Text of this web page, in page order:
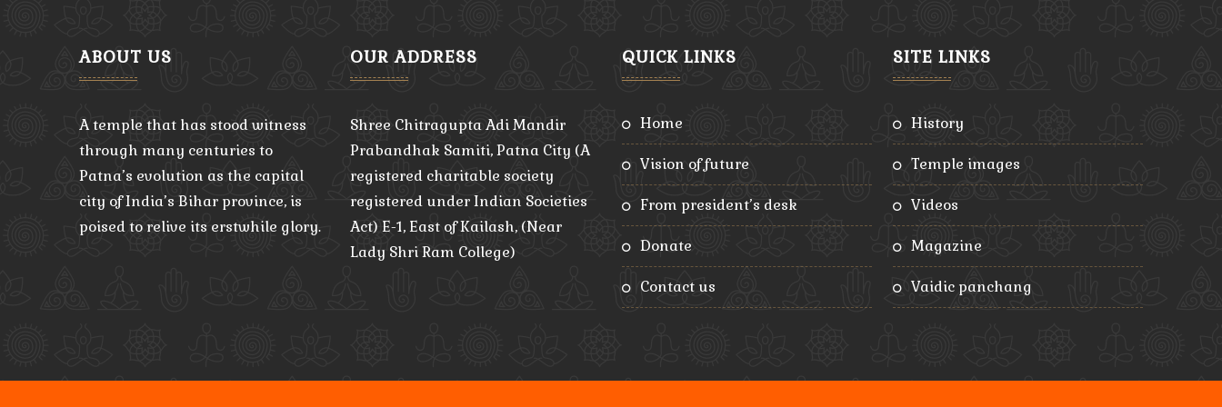
ABOUT US
A temple that has stood witness
through many centuries to
Patna’s evolution as the capital
city of India’s Bihar province, is
poised to relive its erstwhile glory.
OUR ADDRESS
Shree Chitragupta Adi Mandir
Prabandhak Samiti, Patna City (A
registered charitable society
registered under Indian Societies
Act) E-1, East of Kailash, (Near
Lady Shri Ram College)
QUICK LINKS
home
vision of future
from president’s desk
donate
contact us
SITE LINKS
history
temple images
videos
magazine
vaidic panchang